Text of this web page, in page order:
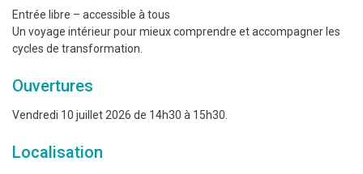
Entrée libre – accessible à tous
Un voyage intérieur pour mieux comprendre et accompagner les
cycles de transformation.
Ouvertures
Vendredi 10 juillet 2026 de 14h30 à 15h30.
Localisation